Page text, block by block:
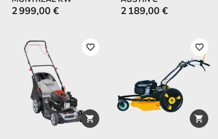
2 999,00 € 2 189,00 €

favorite_border

favorite_border